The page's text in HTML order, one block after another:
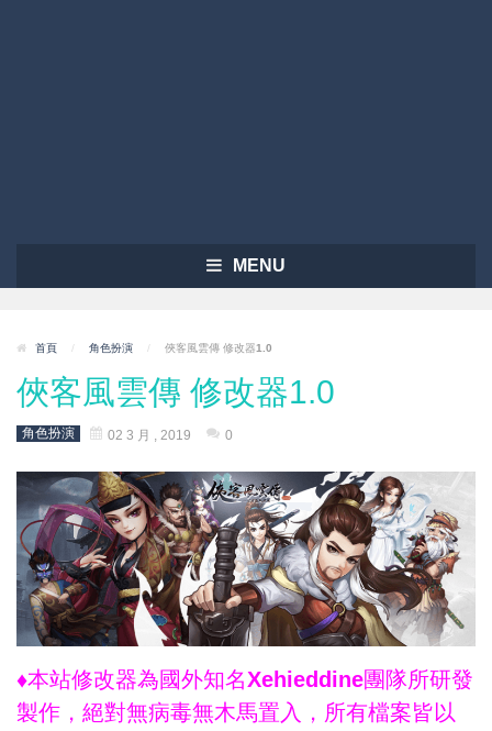
MENU
首頁 / 角色扮演 / 俠客風雲傳 修改器1.0
俠客風雲傳 修改器1.0
角色扮演 02 3 月 , 2019 0
♦本站修改器為國外知名Xehieddine團隊所研發
製作，絕對無病毒無木馬置入，所有檔案皆以